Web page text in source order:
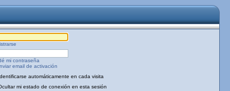
mi contraseña
email de activación
automáticamente en cada visita
mi estado de conexión en esta sesión